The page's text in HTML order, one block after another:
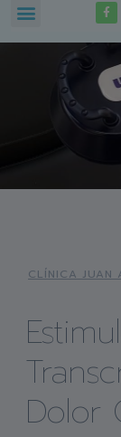
CLÍNICA JUAN
Dolor